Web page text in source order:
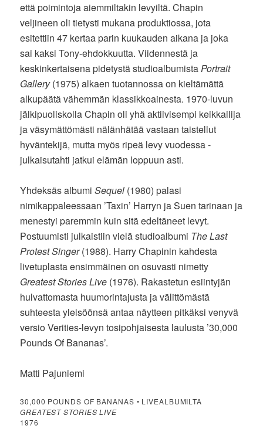
että poimintoja aiemmiltakin levyiltä. Chapin
veljineen oli tietysti mukana produktiossa, jota
esitettiin 47 kertaa parin kuukauden aikana ja joka
sai kaksi Tony-ehdokkuutta. Viidennestä ja
keskinkertaisena pidetystä studioalbumistaPortrait
Gallery(1975) alkaen tuotannossa on kieltämättä
alkupäätä vähemmän klassikkoainesta. 1970-luvun
jälkipuoliskolla Chapin oli yhä aktiivisempi keikkailija
ja väsymättömästi nälänhätää vastaan taistellut
hyväntekijä, mutta myös ripeä levy vuodessa -
julkaisutahti jatkui elämän loppuun asti.
Yhdeksäs albumiSequel (1980) palasi
nimikappaleessaan ’Taxin’ Harryn ja Suen tarinaan ja
menestyi paremmin kuin sitä edeltäneet levyt.
Postuumisti julkaistiin vielä studioalbumi The Last
Protest Singer(1988). Harry Chapinin kahdesta
livetuplasta ensimmäinen on osuvasti nimetty
Greatest Stories Live (1976). Rakastetun esiintyjän
hulvattomasta huumorintajusta ja välittömästä
suhteesta yleisöönsä antaa näytteen pitkäksi venyvä
versio Verities-levyn tosipohjaisesta laulusta ’30,000
Pounds Of Bananas’.
Matti Pajuniemi
30,000 POUNDS OF BANANAS • LIVEALBUMILTA
GREATEST STORIES LIVE
1976